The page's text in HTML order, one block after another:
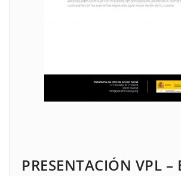
PRESENTACIÓN VPL –